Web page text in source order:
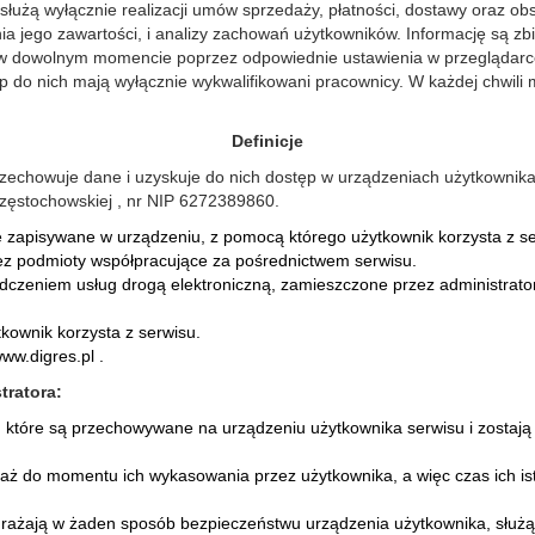
wyłącznie realizacji umów sprzedaży, płatności, dostawy oraz
jego zawartości, i analizy zachowań użytkowników. Informację są
dowolnym momencie poprzez odpowiednie ustawienia w
nich mają wyłącznie wykwalifikowani pracownicy. W każdej
Definicje
dane i uzyskuje do nich dostęp w urządzeniach
, nr NIP 6272389860.
w urządzeniu, z pomocą którego użytkownik korzysta z
współpracujące za pośrednictwem serwisu.
usług drogą elektroniczną, zamieszczone przez
korzysta z serwisu.
.
są przechowywane na urządzeniu użytkownika serwisu i
do momentu ich wykasowania przez użytkownika, a więc czas ich
w żaden sposób bezpieczeństwu urządzenia użytkownika,